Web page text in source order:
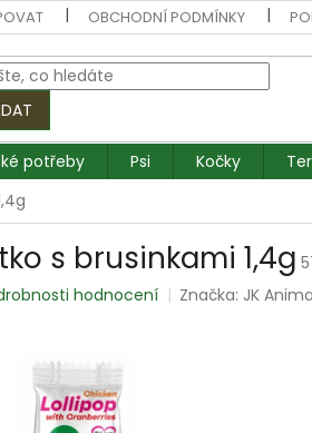
OBCHODNÍ PODMÍNKY
potřeby Psi Kočky
s brusinkami 1,4g
hodnocení Značka: JK